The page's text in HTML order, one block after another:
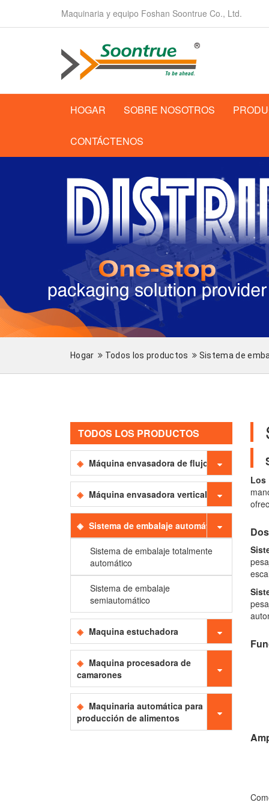
Maquinaria y equipo Foshan Soontrue Co., Ltd.
HOGAR SOBRE NOSOTROS
CONTÁCTENOS
Hogar Todos los productos Sistema de
Los
TODOS LOS PRODUCTOS
Máquina envasadora de flujo
Máquina envasadora vertical
Sistema de embalaje automático
Sistema de embalaje totalmente
automático
Sistema de embalaje
semiautomático
Maquina estuchadora
Maquina procesadora de
camarones
Maquinaria automática para
producción de alimentos